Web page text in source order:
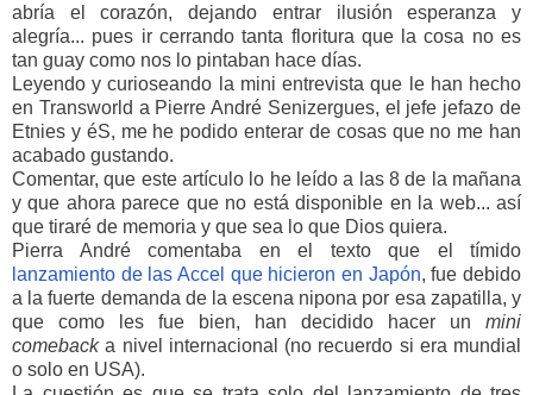
abría el corazón, dejando entrar ilusión esperanza y
alegría... pues ir cerrando tanta floritura que la cosa no es
tan guay como nos lo pintaban hace días.
Leyendo y curioseando la mini entrevista que le han hecho
en Transworld a Pierre André Senizergues, el jefe jefazo de
Etnies y éS, me he podido enterar de cosas que no me han
acabado gustando.
Comentar, que este artículo lo he leído a las 8 de la mañana
y que ahora parece que no está disponible en la web... así
que tiraré de memoria y que sea lo que Dios quiera.
Pierra André comentaba en el texto que el tímido
lanzamiento de las Accel que hicieron en Japón, fue debido
a la fuerte demanda de la escena nipona por esa zapatilla, y
que como les fue bien, han decidido hacer un mini
comebacka nivel internacional (no recuerdo si era mundial
o solo en USA).